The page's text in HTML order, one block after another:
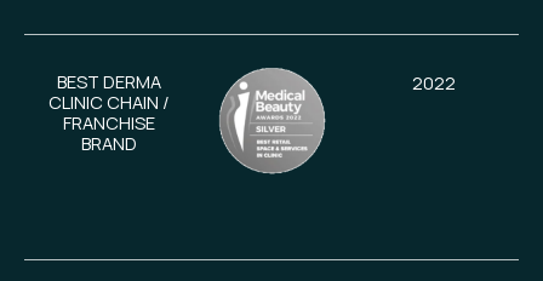
BEST DERMA
CLINIC CHAIN /
FRANCHISE
BRAND
2022